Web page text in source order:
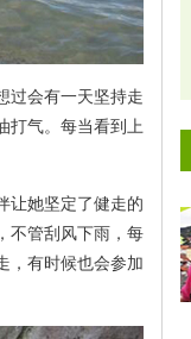
过会有一天坚持走
打气。每当看到上
让她坚定了健走的
不管刮风下雨，每
，有时候也会参加